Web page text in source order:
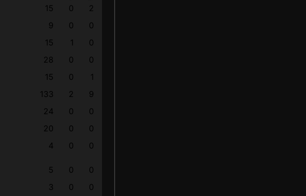
15 0
2
9 0
0
15 1
0
28 0
0
15 0
1
133 2
9
24 0
0
20 0
0
4 0 0
5 0
0
3 0 0